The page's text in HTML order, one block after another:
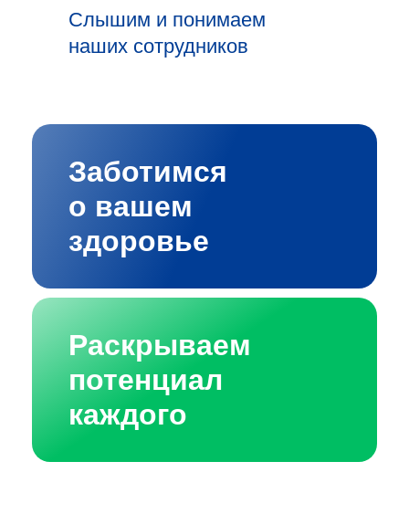
Слышим и понимаем
наших сотрудников
Заботимся
о вашем
здоровье
Раскрываем
потенциал
каждого